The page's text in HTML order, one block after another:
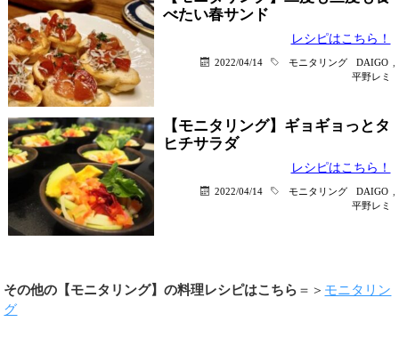
べたい春サンド
レシピはこちら！
2022/04/14 モニタリング DAIGO
平野レミ
【モニタリング】ギョギョっとタ
ヒチサラダ
レシピはこちら！
2022/04/14 モニタリング DAIGO
平野レミ
その他の【モニタリング】の料理レシピはこちら ＝＞ モニタリン
グ